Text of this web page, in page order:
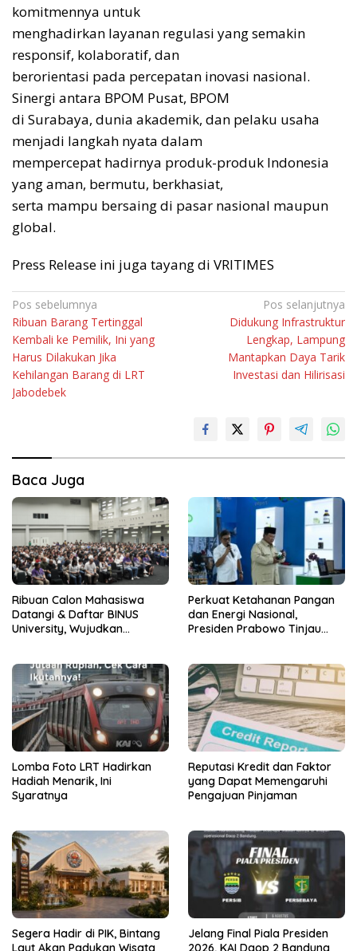
komitmennya untuk
menghadirkan layanan regulasi yang semakin
responsif, kolaboratif, dan
berorientasi pada percepatan inovasi nasional.
Sinergi antara BPOM Pusat, BPOM
di Surabaya, dunia akademik, dan pelaku usaha
menjadi langkah nyata dalam
mempercepat hadirnya produk-produk Indonesia
yang aman, bermutu, berkhasiat,
serta mampu bersaing di pasar nasional maupun
global.
Press Release ini juga tayang di VRITIMES
Navigasi
pos
Pos sebelumnya
Ribuan Barang Tertinggal
Kembali ke Pemilik, Ini yang
Harus Dilakukan Jika
Kehilangan Barang di LRT
Jabodebek
Pos selanjutnya
Didukung Infrastruktur
Lengkap, Lampung
Mantapkan Daya Tarik
Investasi dan Hilirisasi
Baca Juga
Ribuan Calon Mahasiswa
Datangi & Daftar BINUS
University, Wujudkan
Perkuat Ketahanan Pangan
dan Energi Nasional,
Presiden Prabowo Tinjau
Perkebunan Nusantara
Lomba Foto LRT Hadirkan
Hadiah Menarik, Ini
Syaratnya
Reputasi Kredit dan Faktor
yang Dapat Memengaruhi
Pengajuan Pinjaman
Segera Hadir di PIK, Bintang
Jelang Final Piala Presiden